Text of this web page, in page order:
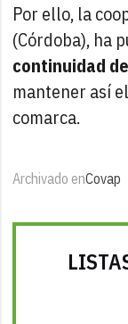
Por ello, la
(Córdoba), ha
continuidad
mantener así
comarca.
Archivado enCovap